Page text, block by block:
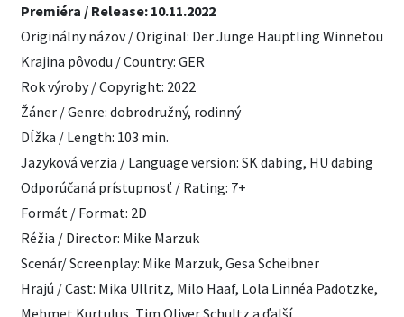
Premiéra / Release: 10.11.2022
Originálny názov / Original: Der Junge Häuptling Winnetou
Krajina pôvodu / Country: GER
Rok výroby / Copyright: 2022
Žáner / Genre: dobrodružný, rodinný
Dĺžka / Length: 103 min.
Jazyková verzia / Language version: SK dabing, HU dabing
Odporúčaná prístupnosť / Rating: 7+
Formát / Format: 2D
Réžia / Director: Mike Marzuk
Scenár/ Screenplay: Mike Marzuk, Gesa Scheibner
Hrajú / Cast: Mika Ullritz, Milo Haaf, Lola Linnéa Padotzke,
Mehmet Kurtulus, Tim Oliver Schultz a ďalší